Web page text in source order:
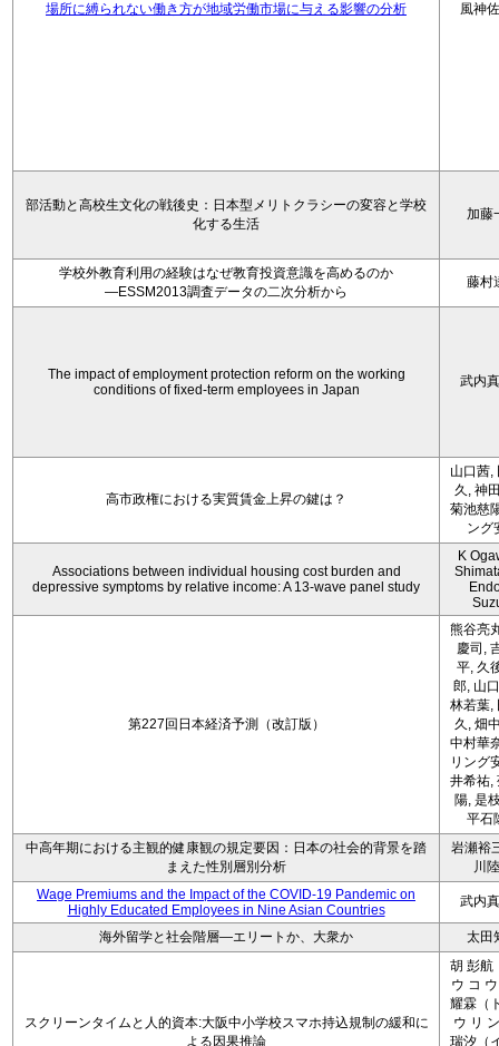
場所に縛られない働き方が地域労働市場に与える影響の分析 風神
部活動と高校生文化の戦後史：日本型メリトクラシーの変容と学校
化する生活
加藤
学校外教育利用の経験はなぜ教育投資意識を高めるのか
―ESSM2013調査データの二次分析から
藤村
The impact of employment protection reform on the working
conditions of fixed-term employees in Japan
武内
高市政権における実質賃金上昇の鍵は？
山口茜,
久, 神
菊池慈
ング
Associations between individual housing cost burden and
depressive symptoms by relative income: A 13-wave panel study
K
第227回日本経済予測（改訂版）
熊谷亮
慶司,
平, 久
郎, 山
林若葉,
久, 畑
中村華
リング
井希祐,
陽, 是
平石
中高年期における主観的健康観の規定要因：日本の社会的背景を踏
まえた性別層別分析
岩瀬裕
川
Wage Premiums and the Impact of the COVID‑19 Pandemic on
Highly Educated Employees in Nine Asian Countries
武内
海外留学と社会階層―エリートか、大衆か 太田
スクリーンタイムと人的資本:大阪中小学校スマホ持込規制の緩和に
よる因果推論
胡 彭航
ウ コ
耀霖（
ウ リ
瑞汐（